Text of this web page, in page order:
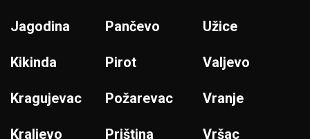
Jagodina
Kikinda
Kragujevac
Kraljevo
Pančevo
Pirot
Požarevac
Priština
Užice
Valjevo
Vranje
Vršac